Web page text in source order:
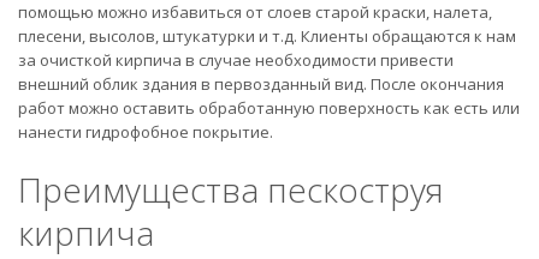
помощью можно избавиться от слоев старой краски, налета,
плесени, высолов, штукатурки и т.д. Клиенты обращаются к нам
за очисткой кирпича в случае необходимости привести
внешний облик здания в первозданный вид. После окончания
работ можно оставить обработанную поверхность как есть или
нанести гидрофобное покрытие.
Преимущества пескоструя
кирпича